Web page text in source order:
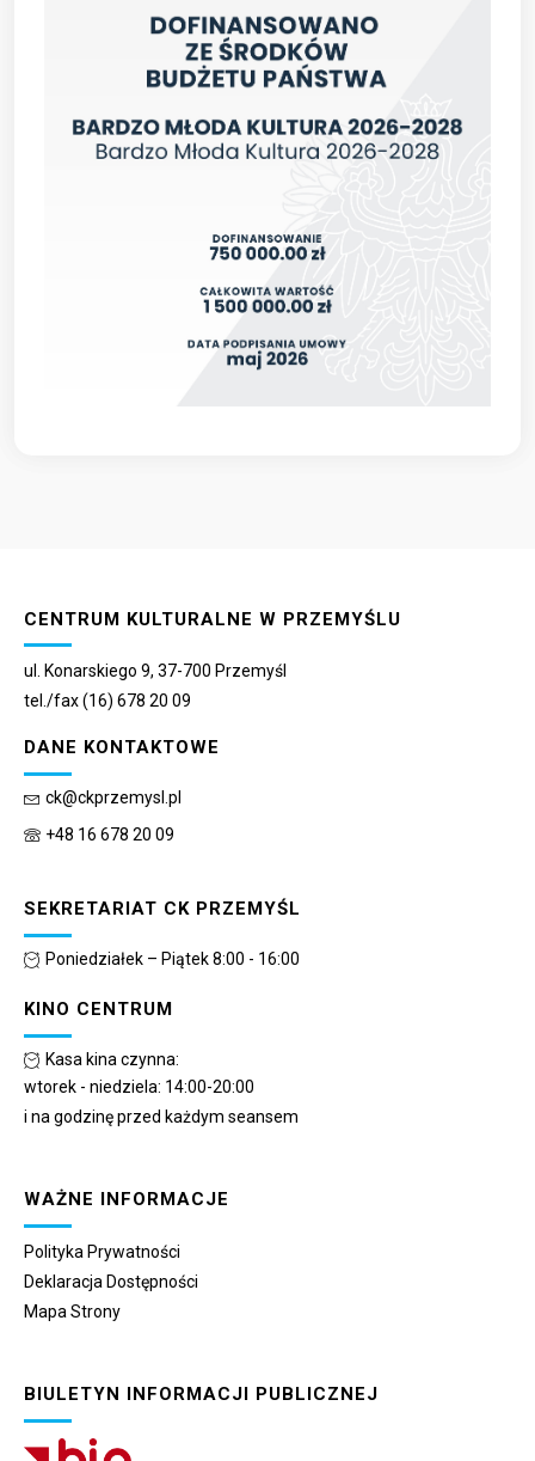
CENTRUM KULTURALNE W PRZEMYŚLU
ul. Konarskiego 9, 37-700 Przemyśl
tel./fax (16) 678 20 09
DANE KONTAKTOWE
ck@ckprzemysl.pl
+48 16 678 20 09
SEKRETARIAT CK PRZEMYŚL
Poniedziałek – Piątek 8:00 - 16:00
KINO CENTRUM
Kasa kina czynna:
wtorek - niedziela: 14:00-20:00
i na godzinę przed każdym seansem
WAŻNE INFORMACJE
Polityka Prywatności
Deklaracja Dostępności
Mapa Strony
BIULETYN INFORMACJI PUBLICZNEJ